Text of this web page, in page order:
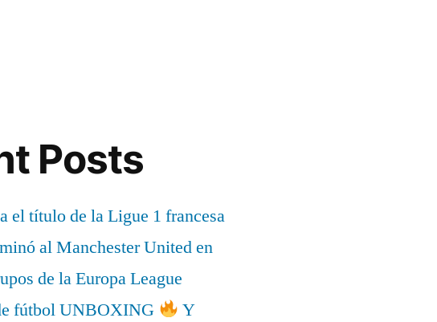
Posts
el título de la Ligue 1 francesa
al Manchester United en
de la Europa League
fútbol UNBOXING
Y